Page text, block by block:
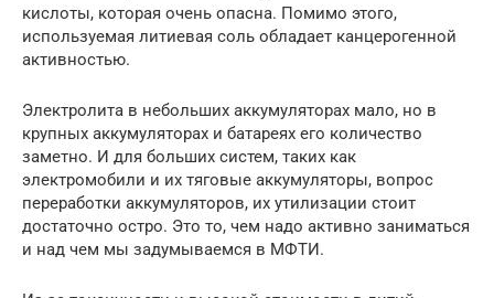
кислоты, которая очень опасна. Помимо этого,
используемая литиевая соль обладает канцерогенной
активностью.
Электролита в небольших аккумуляторах мало, но в
крупных аккумуляторах и батареях его количество
заметно. И для больших систем, таких как
электромобили и их тяговые аккумуляторы, вопрос
переработки аккумуляторов, их утилизации стоит
достаточно остро. Это то, чем надо активно заниматься
и над чем мы задумываемся в МФТИ.